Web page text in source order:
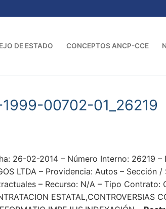
DE ESTADO CONCEPTOS ANCP-CCE
00702-01_26219
26-02-2014 – Número Interno: 26219 –
LTDA – Providencia: Autos –
– Recurso: N/A – Tipo
ESTATAL,CONTROVERSIAS